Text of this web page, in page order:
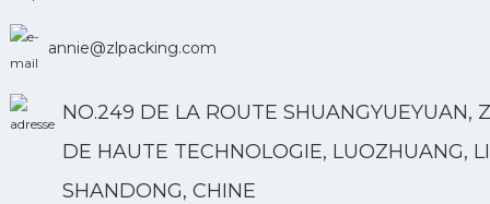
annie@zlpacking.com
NO.249 DE LA ROUTE SHUANGYUEYUAN,
DE HAUTE TECHNOLOGIE, LUOZHUANG,
SHANDONG, CHINE